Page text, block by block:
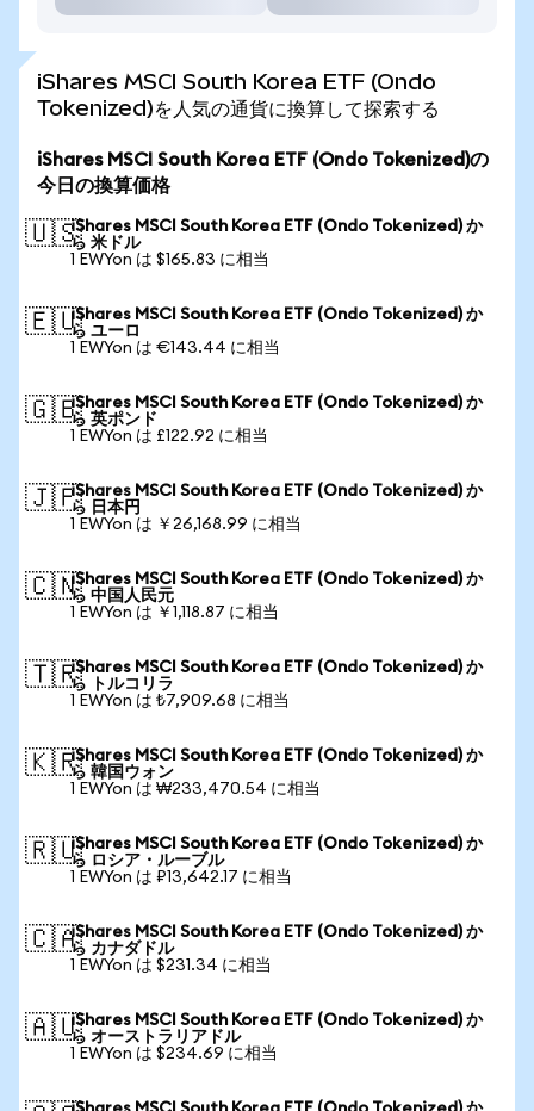
iShares MSCI South Korea ETF (Ondo
Tokenized)を人気の通貨に換算して探索する
iShares MSCI South Korea ETF (Ondo Tokenized)の
今日の換算価格
🇺🇸iShares MSCI South Korea ETF (Ondo Tokenized) か
ら 米ドル
1 EWYon は $165.83 に相当
🇪🇺iShares MSCI South Korea ETF (Ondo Tokenized) か
ら ユーロ
1 EWYon は €143.44 に相当
🇬🇧iShares MSCI South Korea ETF (Ondo Tokenized) か
ら 英ポンド
1 EWYon は £122.92 に相当
🇯🇵iShares MSCI South Korea ETF (Ondo Tokenized) か
ら 日本円
1 EWYon は ￥26,168.99 に相当
🇨🇳iShares MSCI South Korea ETF (Ondo Tokenized) か
ら 中国人民元
1 EWYon は ￥1,118.87 に相当
🇹🇷iShares MSCI South Korea ETF (Ondo Tokenized) か
ら トルコリラ
1 EWYon は ₺7,909.68 に相当
🇰🇷iShares MSCI South Korea ETF (Ondo Tokenized) か
ら 韓国ウォン
1 EWYon は ₩233,470.54 に相当
🇷🇺iShares MSCI South Korea ETF (Ondo Tokenized) か
ら ロシア・ルーブル
1 EWYon は ₽13,642.17 に相当
🇨🇦iShares MSCI South Korea ETF (Ondo Tokenized) か
ら カナダドル
1 EWYon は $231.34 に相当
🇦🇺iShares MSCI South Korea ETF (Ondo Tokenized) か
ら オーストラリアドル
1 EWYon は $234.69 に相当